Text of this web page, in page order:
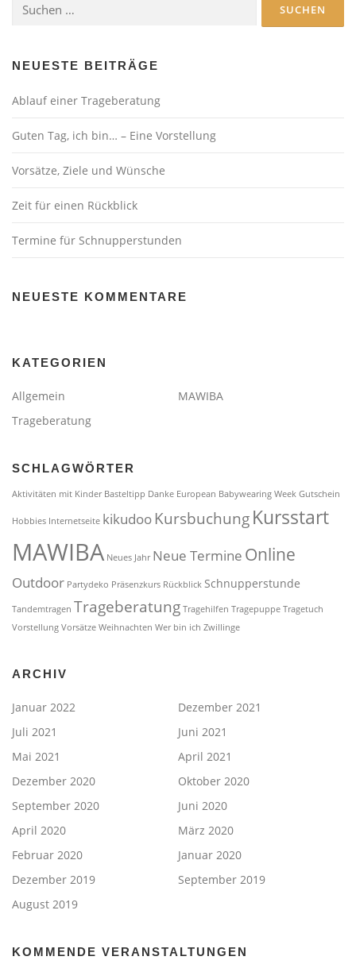
nach:
NEUESTE BEITRÄGE
Ablauf einer Trageberatung
Guten Tag, ich bin… – Eine Vorstellung
Vorsätze, Ziele und Wünsche
Zeit für einen Rückblick
Termine für Schnupperstunden
NEUESTE KOMMENTARE
KATEGORIEN
Allgemein
MAWIBA
Trageberatung
SCHLAGWÖRTER
Aktivitäten mit Kinder Basteltipp Danke European Babywearing Week Gutschein
Hobbies Internetseite kikudoo KursbuchungKursstart
MAWIBA Neues Jahr Neue Termine Online
Outdoor Partydeko Präsenzkurs Rückblick Schnupperstunde
Tandemtragen Trageberatung Tragehilfen Tragepuppe Tragetuch
Vorstellung Vorsätze Weihnachten Wer bin ich Zwillinge
ARCHIV
Januar 2022
Dezember 2021
Juli 2021
Juni 2021
Mai 2021
April 2021
Dezember 2020
Oktober 2020
September 2020
Juni 2020
April 2020
März 2020
Februar 2020
Januar 2020
Dezember 2019
September 2019
August 2019
KOMMENDE VERANSTALTUNGEN